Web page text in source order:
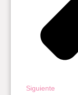
Siguiente